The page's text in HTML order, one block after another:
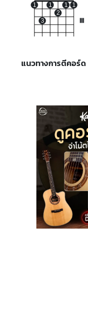
1
3
1
2
1 1
แนวทางการตีคอร์ด